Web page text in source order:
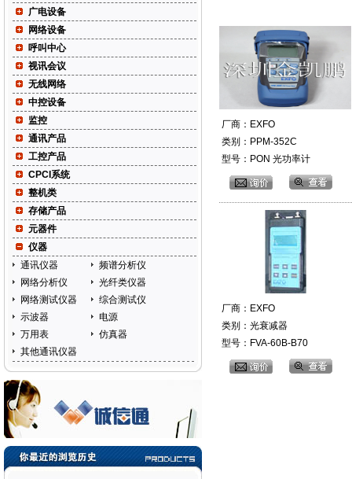
广电设备
网络设备
呼叫中心
视讯会议
无线网络
中控设备
监控
通讯产品
工控产品
CPCI系统
整机类
存储产品
元器件
仪器
通讯仪器
频谱分析仪
网络分析仪
光纤类仪器
网络测试仪器
综合测试仪
示波器
电源
万用表
仿真器
其他通讯仪器
厂商：EXFO
类别：PPM-352C
型号：PON 光功率计
厂商：EXFO
类别：光衰减器
型号：FVA-60B-B70